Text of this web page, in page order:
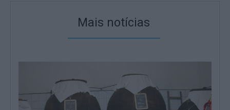
Mais notícias